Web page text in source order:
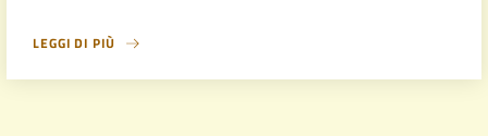
LEGGI DI PIÙ